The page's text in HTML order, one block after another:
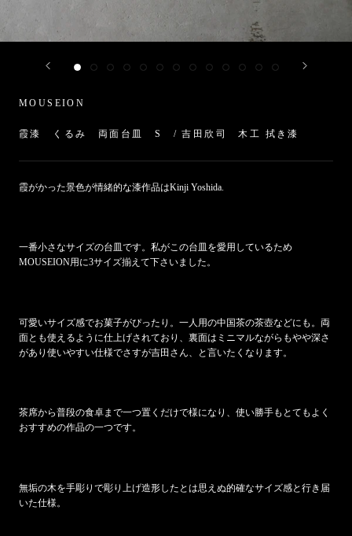
MOUSEION
霞漆 くるみ 両面台皿 S / 吉田欣司 木工 拭き漆
霞がかった景色が情緒的な漆作品はKinji Yoshida.
一番小さなサイズの台皿です。私がこの台皿を愛用しているため
MOUSEION用に3サイズ揃えて下さいました。
可愛いサイズ感でお菓子がぴったり。一人用の中国茶の茶壺などにも。両
面とも使えるように仕上げされており、裏面はミニマルながらもやや深さ
があり使いやすい仕様でさすが吉田さん、と言いたくなります。
茶席から普段の食卓まで一つ置くだけで様になり、使い勝手もとてもよく
おすすめの作品の一つです。
無垢の木を手彫りで彫り上げ造形したとは思えぬ的確なサイズ感と行き届
いた仕様。